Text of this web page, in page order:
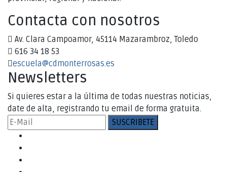
Contacta con nosotros
Av. Clara Campoamor, 45114 Mazarambroz, Toledo
616 34 18 53
escuela@cdmonterrosas.es
Newsletters
Si quieres estar a la última de todas nuestras noticias,
date de alta, registrando tu email de forma gratuita.